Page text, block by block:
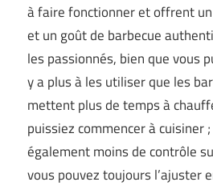
à faire fonctionner et offrent
et un goût de barbecue
les passionnés, bien que vous
y a plus à les utiliser que les
mettent plus de temps à
puissiez commencer à cuisiner
également moins de contrôle
vous pouvez toujours l’ajuster